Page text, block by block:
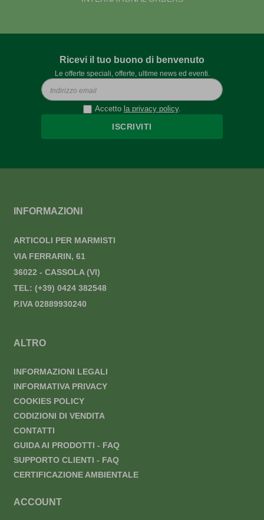
Ricevi il tuo buono di benvenuto
Le offerte speciali, offerte, ultime news ed eventi.
Accetto la privacy policy.
ISCRIVITI
INFORMAZIONI
ARTICOLI PER MARMISTI
VIA FERRARIN, 61
36022 - CASSOLA (VI)
TEL: (+39) 0424 382548
P.IVA 02889930240
ALTRO
INFORMAZIONI LEGALI
INFORMATIVA PRIVACY
COOKIES POLICY
CODIZIONI DI VENDITA
CONTATTI
GUIDA AI PRODOTTI - FAQ
SUPPORTO CLIENTI - FAQ
CERTIFICAZIONE AMBIENTALE
ACCOUNT